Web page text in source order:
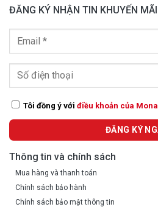
ĐĂNG KÝ NHẬN TIN KHUYẾN MÃI
Tôi đồng ý với điều khoản của Mona
Thông tin và chính sách
Mua hàng và thanh toán
Chính sách bảo hành
Chính sách bảo mật thông tin